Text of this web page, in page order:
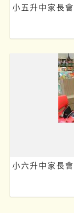
小五升中家長會
小六升中家長會